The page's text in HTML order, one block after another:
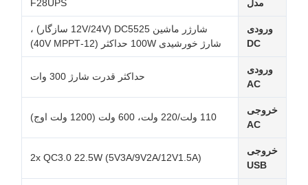
مدل F28UPS
ورودی
DC
شارژر ماشین DC5525 (12V/24V سازگار) ،
شارژ خورشیدی 100W حداکثر (12-40V MPPT)
ورودی
AC
حداکثر قدرت شارژ 300 وات
خروجی
AC
110 ولت/220 ولت، 600 ولت (1200 ولت اوج)
خروجی
USB
2x QC3.0 22.5W (5V3A/9V2A/12V1.5A)